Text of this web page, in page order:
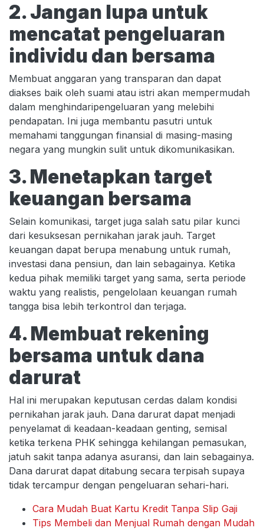
2. Jangan lupa untuk
mencatat pengeluaran
individu dan bersama
Membuat anggaran yang transparan dan dapat
diakses baik oleh suami atau istri akan mempermudah
dalam menghindaripengeluaran yang melebihi
pendapatan. Ini juga membantu pasutri untuk
memahami tanggungan finansial di masing-masing
negara yang mungkin sulit untuk dikomunikasikan.
3. Menetapkan target
keuangan bersama
Selain komunikasi, target juga salah satu pilar kunci
dari kesuksesan pernikahan jarak jauh. Target
keuangan dapat berupa menabung untuk rumah,
investasi dana pensiun, dan lain sebagainya. Ketika
kedua pihak memiliki target yang sama, serta periode
waktu yang realistis, pengelolaan keuangan rumah
tangga bisa lebih terkontrol dan terjaga.
4. Membuat rekening
bersama untuk dana
darurat
Hal ini merupakan keputusan cerdas dalam kondisi
pernikahan jarak jauh. Dana darurat dapat menjadi
penyelamat di keadaan-keadaan genting, semisal
ketika terkena PHK sehingga kehilangan pemasukan,
jatuh sakit tanpa adanya asuransi, dan lain sebagainya.
Dana darurat dapat ditabung secara terpisah supaya
tidak tercampur dengan pengeluaran sehari-hari.
Cara Mudah Buat Kartu Kredit Tanpa Slip Gaji
Tips Membeli dan Menjual Rumah dengan Mudah